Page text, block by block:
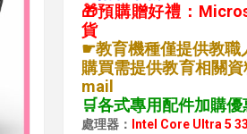
🎁預購贈好禮：
貨
☛教育機種僅提供教
購買需提供教育相關
mail
🛒各式專用配件加購優
處理器：
Intel Core Ultra 5